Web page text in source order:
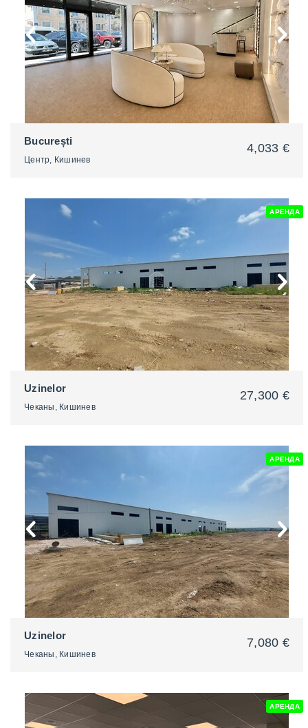
2
București
Центр, Кишинев
4,033 €
АРЕНДА
Uzinelor
Чеканы, Кишинев
27,300 €
АРЕНДА
Uzinelor
Чеканы, Кишинев
7,080 €
АРЕНДА